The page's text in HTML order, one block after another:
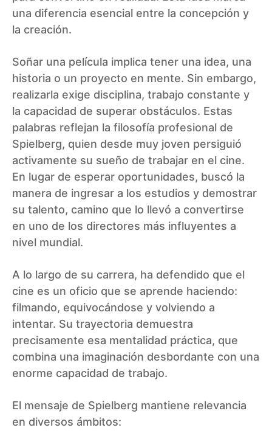
una diferencia esencial entre la concepción y
la creación.
Soñar una película implica tener una idea, una
historia o un proyecto en mente. Sin embargo,
realizarla exige disciplina, trabajo constante y
la capacidad de superar obstáculos. Estas
palabras reflejan la filosofía profesional de
Spielberg, quien desde muy joven persiguió
activamente su sueño de trabajar en el cine.
En lugar de esperar oportunidades, buscó la
manera de ingresar a los estudios y demostrar
su talento, camino que lo llevó a convertirse
en uno de los directores más influyentes a
nivel mundial.
A lo largo de su carrera, ha defendido que el
cine es un oficio que se aprende haciendo:
filmando, equivocándose y volviendo a
intentar. Su trayectoria demuestra
precisamente esa mentalidad práctica, que
combina una imaginación desbordante con una
enorme capacidad de trabajo.
El mensaje de Spielberg mantiene relevancia
en diversos ámbitos: